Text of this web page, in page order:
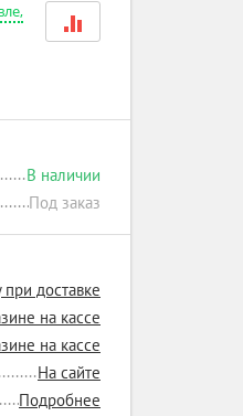
В наличии
Под заказ
при доставке
на кассе
на кассе
На сайте
Подробнее